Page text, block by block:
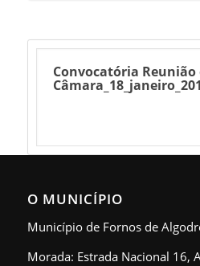
Convocatória Reunião
O MUNICÍPIO
Município de Fornos de
Morada: Estrada Nacional 16,